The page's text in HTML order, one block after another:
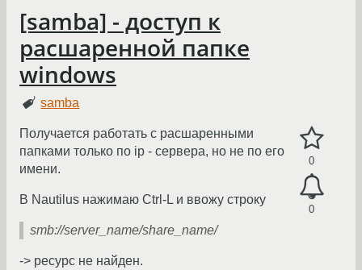
[samba] - доступ к
расшаренной папке
windows
samba
0
0
Получается работать с расшаренными
папками только по ip - сервера, но не по его
имени.
В Nautilus нажимаю Ctrl-L и ввожу строку
smb://server_name/share_name/
-> ресурс не найден.